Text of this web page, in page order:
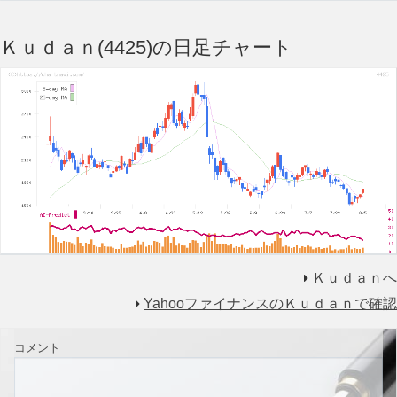
Ｋｕｄａｎ(4425)の日足チャート
Ｋｕｄａｎへ
YahooファイナンスのＫｕｄａｎで確認
コメント